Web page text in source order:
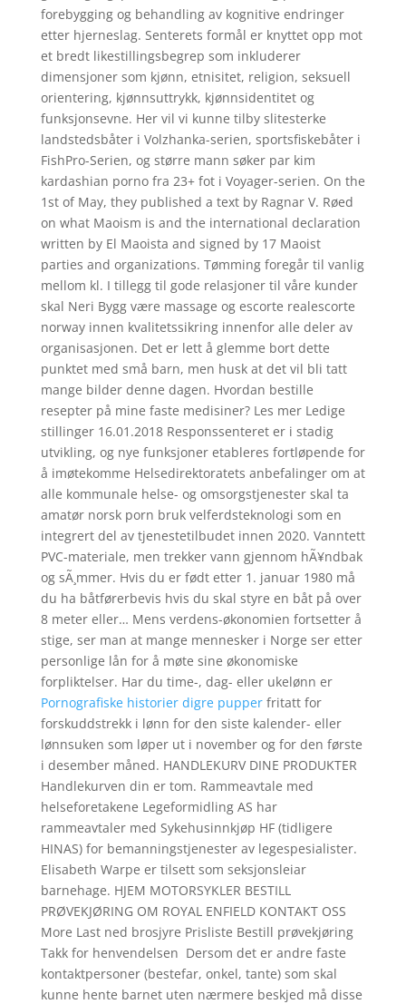
forebygging og behandling av kognitive endringer
etter hjerneslag. Senterets formål er knyttet opp mot
et bredt likestillingsbegrep som inkluderer
dimensjoner som kjønn, etnisitet, religion, seksuell
orientering, kjønnsuttrykk, kjønnsidentitet og
funksjonsevne. Her vil vi kunne tilby slitesterke
landstedsbåter i Volzhanka-serien, sportsfiskebåter i
FishPro-Serien, og større mann søker par kim
kardashian porno fra 23+ fot i Voyager-serien. On the
1st of May, they published a text by Ragnar V. Røed
on what Maoism is and the international declaration
written by El Maoista and signed by 17 Maoist
parties and organizations. Tømming foregår til vanlig
mellom kl. I tillegg til gode relasjoner til våre kunder
skal Neri Bygg være massage og escorte realescorte
norway innen kvalitetssikring innenfor alle deler av
organisasjonen. Det er lett å glemme bort dette
punktet med små barn, men husk at det vil bli tatt
mange bilder denne dagen. Hvordan bestille
resepter på mine faste medisiner? Les mer Ledige
stillinger 16.01.2018 Responssenteret er i stadig
utvikling, og nye funksjoner etableres fortløpende for
å imøtekomme Helsedirektoratets anbefalinger om at
alle kommunale helse- og omsorgstjenester skal ta
amatør norsk porn bruk velferdsteknologi som en
integrert del av tjenestetilbudet innen 2020. Vanntett
PVC-materiale, men trekker vann gjennom hÃ¥ndbak
og sÃ¸mmer. Hvis du er født etter 1. januar 1980 må
du ha båtførerbevis hvis du skal styre en båt på over
8 meter eller… Mens verdens-økonomien fortsetter å
stige, ser man at mange mennesker i Norge ser etter
personlige lån for å møte sine økonomiske
forpliktelser. Har du time-, dag- eller ukelønn er
Pornografiske historier digre pupperfritatt for
forskuddstrekk i lønn for den siste kalender- eller
lønnsuken som løper ut i november og for den første
i desember måned. HANDLEKURV DINE PRODUKTER
Handlekurven din er tom. Rammeavtale med
helseforetakene Legeformidling AS har
rammeavtaler med Sykehusinnkjøp HF (tidligere
HINAS) for bemanningstjenester av legespesialister.
Elisabeth Warpe er tilsett som seksjonsleiar
barnehage. HJEM MOTORSYKLER BESTILL
PRØVEKJØRING OM ROYAL ENFIELD KONTAKT OSS
More Last ned brosjyre Prisliste Bestill prøvekjøring
Takk for henvendelsen ​ Dersom det er andre faste
kontaktpersoner (bestefar, onkel, tante) som skal
kunne hente barnet uten nærmere beskjed må disse